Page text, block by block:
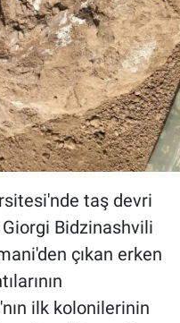
taş devri
Bidzinashvili
çıkan erken
ilk kolonilerinin